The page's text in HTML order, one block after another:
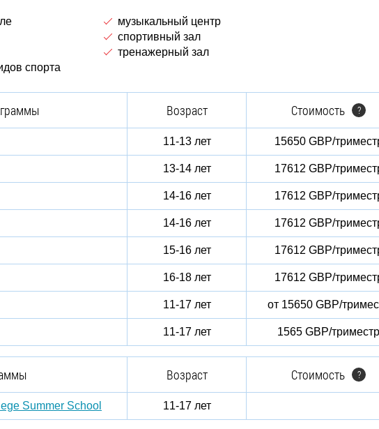
музыкальный центр
спортивный зал
тренажерный зал
спорта
Возраст Стоимость ?
11-13 лет 15650 GBP/
13-14 лет 17612 GBP/
14-16 лет 17612 GBP/
14-16 лет 17612 GBP/
15-16 лет 17612 GBP/
16-18 лет 17612 GBP/
11-17 лет от 15650 GBP/
11-17 лет 1565 GBP/триместр
Возраст Стоимость ?
Summer School 11-17 лет